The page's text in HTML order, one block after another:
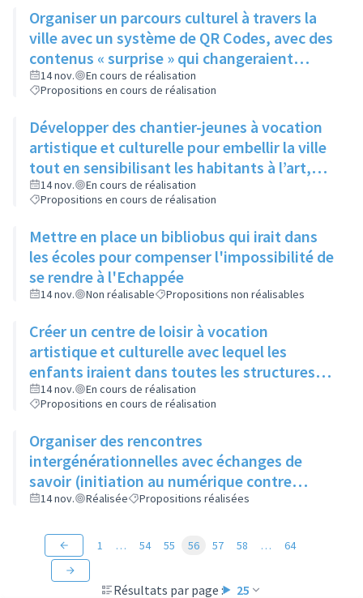
Organiser un parcours culturel à travers la
ville avec un système de QR Codes, avec des
contenus « surprise » qui changeraient
régulièrement pour éviter la lassitude
14 nov.
En cours de réalisation
Propositions en cours de réalisation
Développer des chantier-jeunes à vocation
artistique et culturelle pour embellir la ville
tout en sensibilisant les habitants à l’art,
pour aider le service culture à participer et à
promouvoir les évènements qu’il organise
14 nov.
En cours de réalisation
Propositions en cours de réalisation
Mettre en place un bibliobus qui irait dans
les écoles pour compenser l'impossibilité de
se rendre à l'Echappée
14 nov. Non réalisable Propositions non réalisables
Créer un centre de loisir à vocation
artistique et culturelle avec lequel les
enfants iraient dans toutes les structures
artistiques et culturelles de la ville pour faire
des ateliers et découvrir les différents
métiers de l'art
14 nov.
En cours de réalisation
Propositions en cours de réalisation
Organiser des rencontres
intergénérationnelles avec échanges de
savoir (initiation au numérique contre
apprentissage du tricot)
14 nov. Réalisée Propositions réalisées
Résultats par page : 25
1 … 54 55 56 57 58 … 64